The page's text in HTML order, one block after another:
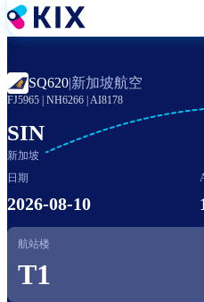
跳
转
主
要
容
SQ620|新加坡航空
FJ5965 NH6266 AI8178
SIN
新加坡
日期
2026-08-10
航站楼
T1